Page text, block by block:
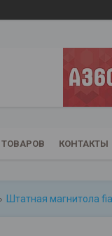
ТОВАРОВ КОНТАКТЫ
Штатная магнитола